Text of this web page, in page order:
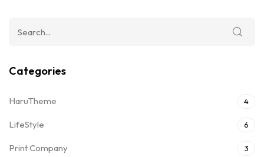
Categories
HaruTheme 4
LifeStyle 6
Print Company 3